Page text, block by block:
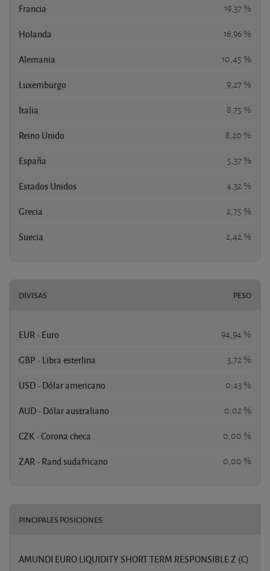
Francia 19,37 %
Holanda 16,96 %
Alemania 10,45 %
Luxemburgo 9,27 %
Italia 8,75 %
Reino Unido 8,20 %
España 5,37 %
Estados Unidos 4,32 %
Grecia 2,75 %
Suecia 2,42 %
DIVISAS PESO
EUR - Euro 94,94 %
GBP - Libra esterlina 3,72 %
USD - Dólar americano 0,43 %
AUD - Dólar australiano 0,02 %
CZK - Corona checa 0,00 %
ZAR - Rand sudafricano 0,00 %
PINCIPALES POSICIONES
AMUNDI EURO LIQUIDITY SHORT TERM RESPONSIBLE Z (C)